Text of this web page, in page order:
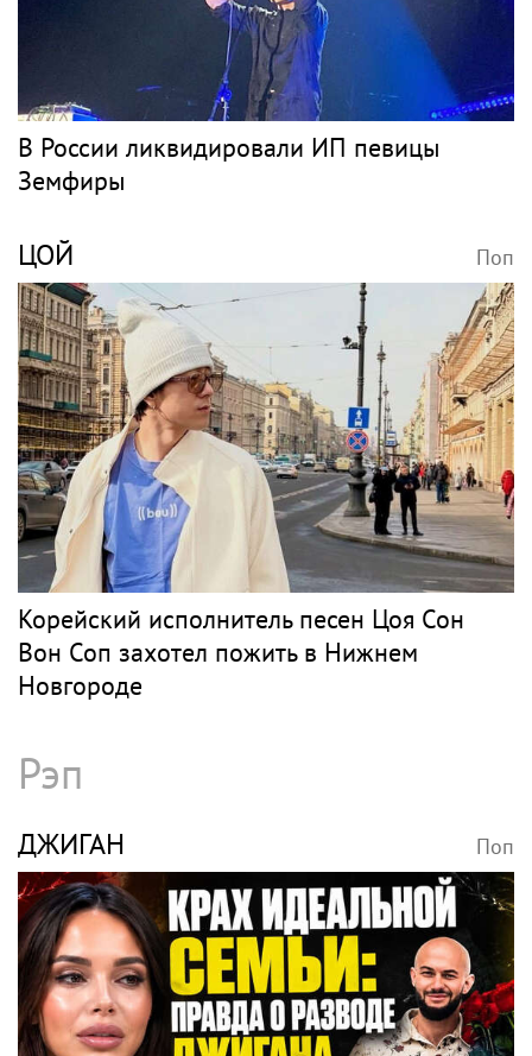
В России ликвидировали ИП певицы
Земфиры
ЦОЙ Поп
Корейский исполнитель песен Цоя Сон
Вон Соп захотел пожить в Нижнем
Новгороде
Рэп
ДЖИГАН Поп